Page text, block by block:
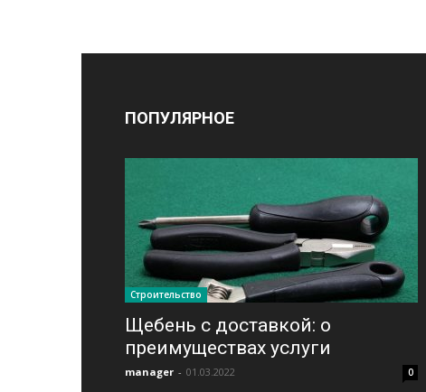
ПОПУЛЯРНОЕ
Строительство
Щебень с доставкой: о
преимуществах услуги
manager - 01.03.2022 0